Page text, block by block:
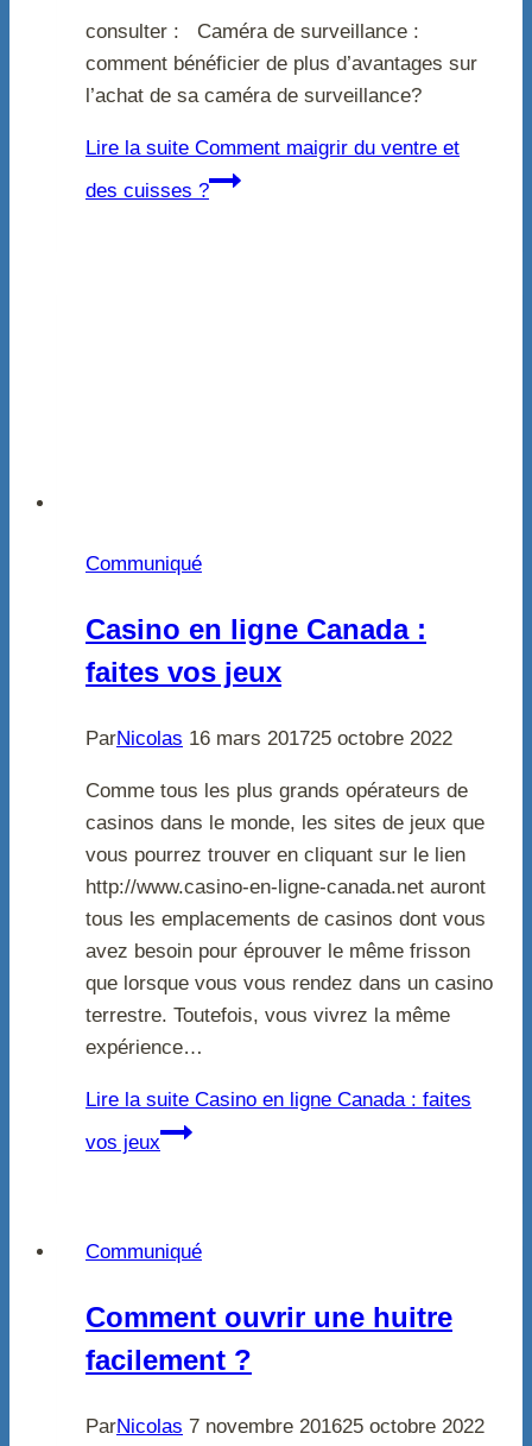
consulter : Caméra de surveillance :
comment bénéficier de plus d’avantages sur
l’achat de sa caméra de surveillance?
Lire la suite Comment maigrir du ventre et
des cuisses ?
Communiqué
Casino en ligne Canada :
faites vos jeux
ParNicolas 16 mars 201725 octobre 2022
Comme tous les plus grands opérateurs de
casinos dans le monde, les sites de jeux que
vous pourrez trouver en cliquant sur le lien
http://www.casino-en-ligne-canada.net auront
tous les emplacements de casinos dont vous
avez besoin pour éprouver le même frisson
que lorsque vous vous rendez dans un casino
terrestre. Toutefois, vous vivrez la même
expérience…
Lire la suite Casino en ligne Canada : faites
vos jeux
Communiqué
Comment ouvrir une huitre
facilement ?
ParNicolas 7 novembre 201625 octobre 2022